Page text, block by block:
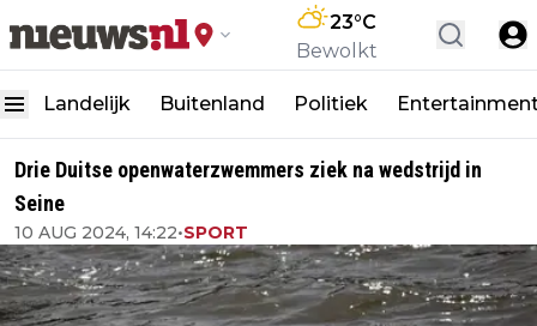
23°C
Bewolkt
Landelijk Buitenland Politiek
Drie Duitse openwaterzwemmers ziek na wedstrijd in
Seine
10 AUG 2024, 14:22•SPORT